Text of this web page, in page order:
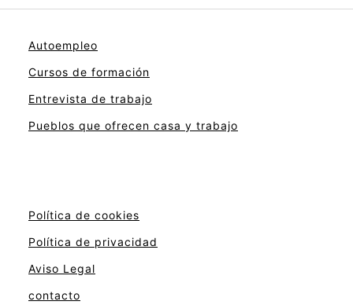
Autoempleo
Cursos de formación
Entrevista de trabajo
Pueblos que ofrecen casa y trabajo
Política de cookies
Política de privacidad
Aviso Legal
contacto